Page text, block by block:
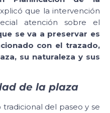
que la intervención
atención sobre el
se va a preservar es
con el trazado,
su naturaleza y sus
de la plaza
del paseo y se